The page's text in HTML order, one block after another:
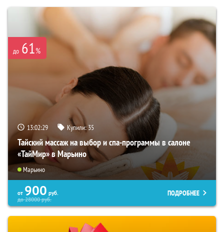
до 61%
13:02:28 Купили:35
Тайский массаж на выбор и спа-программы в салоне
«ТайМир» в Марьино
Марьино
от 900 руб.
до28000руб.
ПОДРОБНЕЕ